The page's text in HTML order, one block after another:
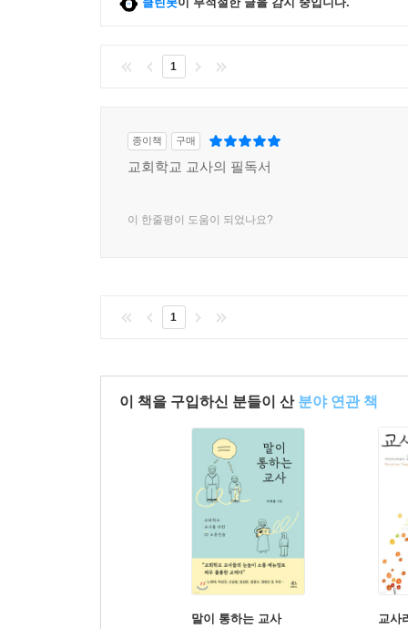
1
종이책 구매
교회학교 교사의 필독서
이 한줄평이 도움이 되었나요?
1
이 책을 구입하신 분들이 산 분야 연관 책
말이 통하는 교사 교사